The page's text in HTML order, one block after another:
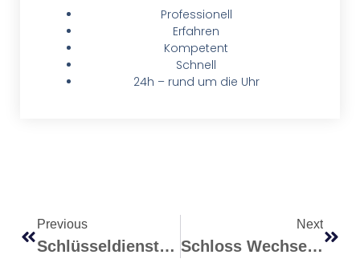
Professionell
Erfahren
Kompetent
Schnell
24h – rund um die Uhr
Previous
Schlüsseldienst Stuttgart – Sicher In Den Urlaub Mit Den 10 Bewährten Tipps Von Aba Schlüsseldienst Stuttgart
Next
Schloss Wechseln Stuttgart: Wann Ist Es Sinnvoll?